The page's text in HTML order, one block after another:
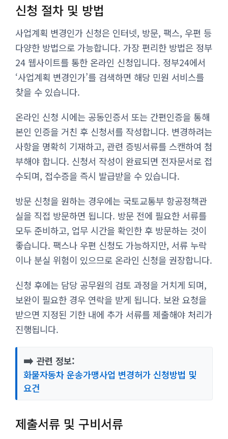
신청 절차 및 방법
사업계획 변경인가 신청은 인터넷, 방문, 팩스, 우편 등
다양한 방법으로 가능합니다. 가장 편리한 방법은 정부
24 웹사이트를 통한 온라인 신청입니다. 정부24에서
‘사업계획 변경인가’를 검색하면 해당 민원 서비스를
찾을 수 있습니다.
온라인 신청 시에는 공동인증서 또는 간편인증을 통해
본인 인증을 거친 후 신청서를 작성합니다. 변경하려는
사항을 명확히 기재하고, 관련 증빙서류를 스캔하여 첨
부해야 합니다. 신청서 작성이 완료되면 전자문서로 접
수되며, 접수증을 즉시 발급받을 수 있습니다.
방문 신청을 원하는 경우에는 국토교통부 항공정책관
실을 직접 방문하면 됩니다. 방문 전에 필요한 서류를
모두 준비하고, 업무 시간을 확인한 후 방문하는 것이
좋습니다. 팩스나 우편 신청도 가능하지만, 서류 누락
이나 분실 위험이 있으므로 온라인 신청을 권장합니다.
신청 후에는 담당 공무원의 검토 과정을 거치게 되며,
보완이 필요한 경우 연락을 받게 됩니다. 보완 요청을
받으면 지정된 기한 내에 추가 서류를 제출해야 처리가
진행됩니다.
➡️ 관련 정보:
화물자동차 운송가맹사업 변경허가 신청방법 및
요건
제출서류 및 구비서류